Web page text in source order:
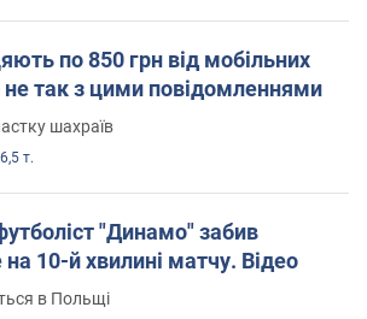
по 850 грн від мобільних
так з цими повідомленнями
шахраїв
т.
"Динамо" забив
10-й хвилині матчу. Відео
в Польщі